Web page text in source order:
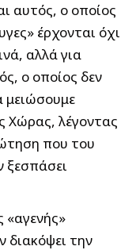
αυτός, ο οποίος
έρχονται όχι
αλλά για
ο οποίος δεν
μειώσουμε
Χώρας, λέγοντας
που του
ξεσπάσει
«αγενής»
διακόψει την